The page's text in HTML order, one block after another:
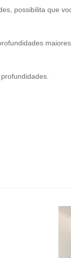
possibilita que